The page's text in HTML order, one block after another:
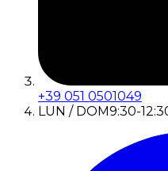
+39 051 0501049
LUN / DOM9:30-